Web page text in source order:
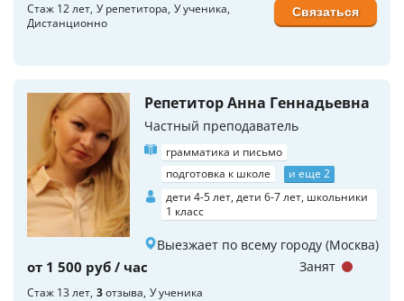
Стаж 12 лет У репетитора У ученика
Дистанционно
Связаться
Репетитор Анна Геннадьевна
Частный преподаватель
грамматика и письмо
подготовка к школе
и еще 2
дети 4-5 лет, дети 6-7 лет, школьники
1 класс
Выезжает по всему городу (Москва)
от 1 500 руб / час
Стаж 13 лет 3отзыва У ученика
Занят